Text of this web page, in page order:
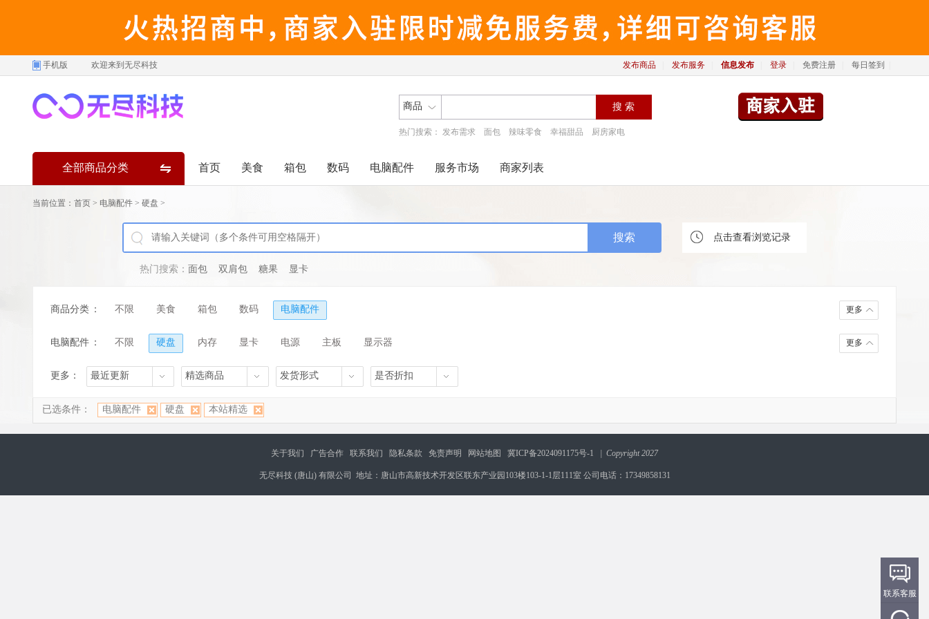
手机版 欢迎来到无尽科技 发布商品 发布服务 信息发布 登录 免费注册 每日签到
商品
热门搜索： 发布需求 面包 辣味零食 幸福甜品 厨房家电
全部商品分类 首页 美食 箱包 数码 电脑配件 服务市场 商家列表
当前位置： 首页 > 电脑配件 > 硬盘 >
点击查看浏览记录
热门搜索： 面包 双肩包 糖果 显卡
商品分类 ： 不限 美食 箱包 数码 电脑配件 更多
电脑配件 ： 不限 硬盘 内存 显卡 电源 主板 显示器 更多
更多： 最近更新 精选商品 发货形式 是否折扣
已选条件： 电脑配件 硬盘 本站精选
关于我们 广告合作 联系我们 隐私条款 免责声明 网站地图 冀ICP备2024091175号-1 | Copyright 2027
无尽科技 (唐山) 有限公司 地址：唐山市高新技术开发区联东产业园103楼103-1-1层111室 公司电话：17349858131
联系客服